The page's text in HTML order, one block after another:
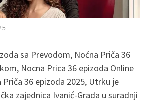
sa Prevodom, Noćna Priča 36
Nocna Prica 36 epizoda Online
Priča 36 epizoda 2025, Utrku je
zajednica Ivanić-Grada u suradnji